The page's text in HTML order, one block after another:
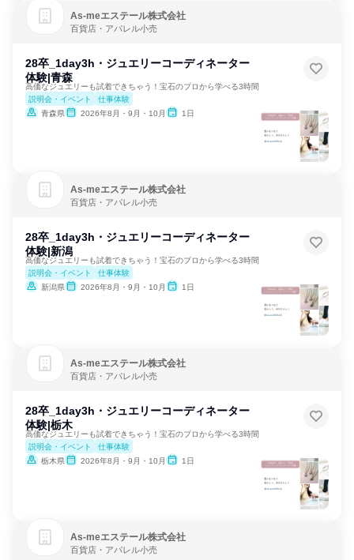
As‐meエステール株式会社
百貨店・アパレル小売
28卒_1day3h・ジュエリーコーディネーター
体験|青森
高価なジュエリーも試着できちゃう！宝石のプロから学べる3時間
説明会・イベント
仕事体験
青森県
2026年8月・9月・10月 1日
As‐meエステール株式会社
百貨店・アパレル小売
28卒_1day3h・ジュエリーコーディネーター
体験|新潟
高価なジュエリーも試着できちゃう！宝石のプロから学べる3時間
説明会・イベント
仕事体験
新潟県
2026年8月・9月・10月 1日
As‐meエステール株式会社
百貨店・アパレル小売
28卒_1day3h・ジュエリーコーディネーター
体験|栃木
高価なジュエリーも試着できちゃう！宝石のプロから学べる3時間
説明会・イベント
仕事体験
栃木県
2026年8月・9月・10月 1日
As‐meエステール株式会社
百貨店・アパレル小売